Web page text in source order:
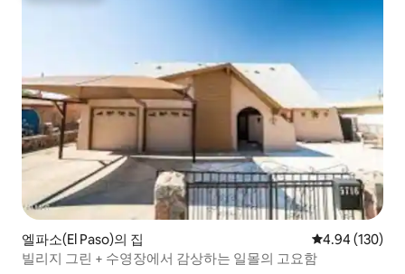
엘파소(El Paso)의 집 평점 4.94점(5
4.94 (130)
빌리지 그린 + 수영장에서 감상하는 일몰의 고요함